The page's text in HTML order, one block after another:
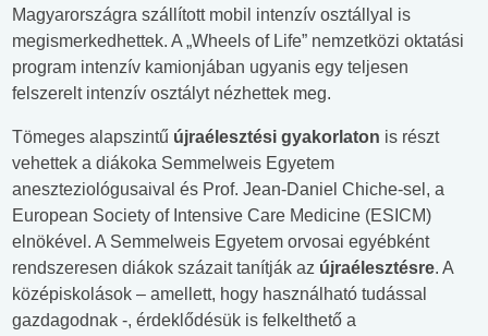
Magyarországra szállított mobil intenzív osztállyal is
megismerkedhettek. A „Wheels of Life” nemzetközi oktatási
program intenzív kamionjában ugyanis egy teljesen
felszerelt intenzív osztályt nézhettek meg.
Tömeges alapszintű újraélesztési gyakorlaton is részt
vehettek a diákoka Semmelweis Egyetem
aneszteziológusaival és Prof. Jean-Daniel Chiche-sel, a
European Society of Intensive Care Medicine (ESICM)
elnökével. A Semmelweis Egyetem orvosai egyébként
rendszeresen diákok százait tanítják az újraélesztésre. A
középiskolások – amellett, hogy használható tudással
gazdagodnak -, érdeklődésük is felkelthető a